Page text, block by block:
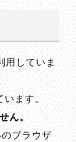
用していま
います。
ん。
ブラウザ